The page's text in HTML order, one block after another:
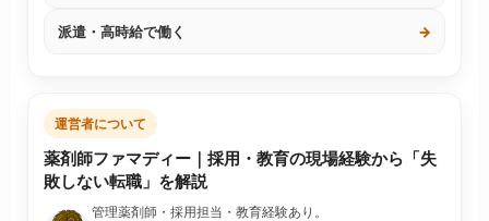
派遣・高時給で働く →
運営者について
薬剤師ファマディー｜採用・教育の現場経験から「失
敗しない転職」を解説
管理薬剤師・採用担当・教育経験あり。